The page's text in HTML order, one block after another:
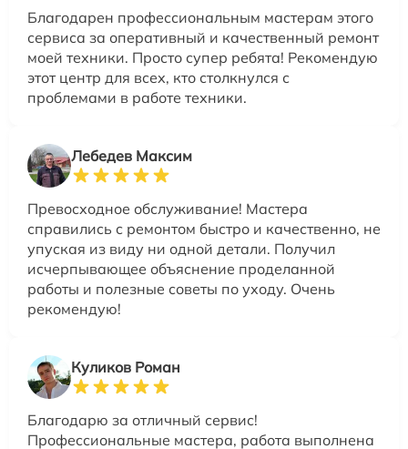
Благодарен профессиональным мастерам этого
сервиса за оперативный и качественный ремонт
моей техники. Просто супер ребята! Рекомендую
этот центр для всех, кто столкнулся с
проблемами в работе техники.
Лебедев Максим
Превосходное обслуживание! Мастера
справились с ремонтом быстро и качественно, не
упуская из виду ни одной детали. Получил
исчерпывающее объяснение проделанной
работы и полезные советы по уходу. Очень
рекомендую!
Куликов Роман
Благодарю за отличный сервис!
Профессиональные мастера, работа выполнена